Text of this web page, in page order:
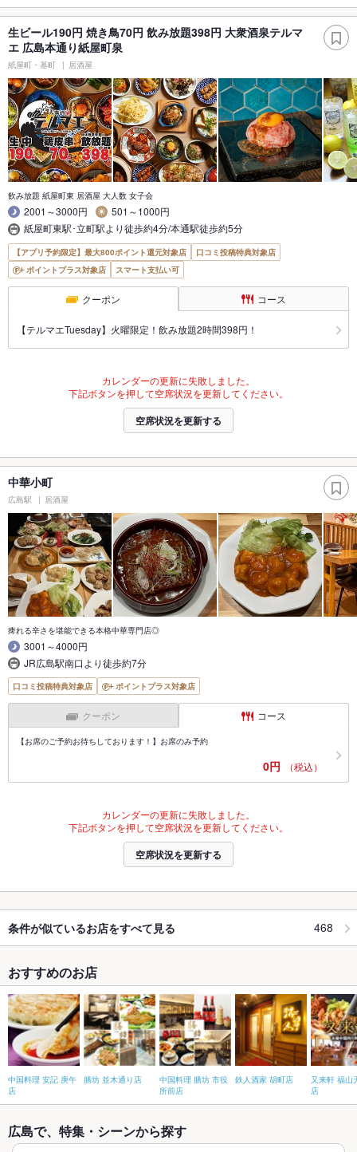
生ビール190円 焼き鳥70円 飲み放題398円 大衆酒泉テルマ
エ 広島本通り紙屋町泉
紙屋町・基町 居酒屋
飲み放題 紙屋町東 居酒屋 大人数 女子会
2001～3000円
501～1000円
紙屋町東駅･立町駅より徒歩約4分/本通駅徒歩約5分
【アプリ予約限定】最大800ポイント還元対象店
口コミ投稿特典対象店
ポイントプラス対象店
スマート支払い可
クーポン コース
【テルマエTuesday】火曜限定！飲み放題2時間398円！
カレンダーの更新に失敗しました。
下記ボタンを押して空席状況を更新してください。
空席状況を更新する
中華小町
広島駅 居酒屋
痺れる辛さを堪能できる本格中華専門店◎
3001～4000円
JR広島駅南口より徒歩約7分
口コミ投稿特典対象店 ポイントプラス対象店
クーポン コース
【お席のご予約お待ちしております！】お席のみ予約
0円 （税込）
カレンダーの更新に失敗しました。
下記ボタンを押して空席状況を更新してください。
空席状況を更新する
条件が似ているお店をすべて見る 468
おすすめのお店
中国料理 安記 庚午
店
膳坊 並木通り店
中国料理 膳坊 市役
所前店
鉄人酒家 胡町店
又来軒 福山
店
広島で、特集・シーンから探す